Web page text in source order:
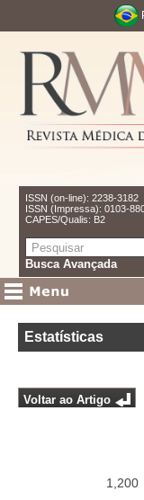
ISSN (on-line): 2238-3182
ISSN (Impressa): 0103-
CAPES/Qualis: B2
Busca Avançada
Estatísticas
Voltar ao Artigo
1,200